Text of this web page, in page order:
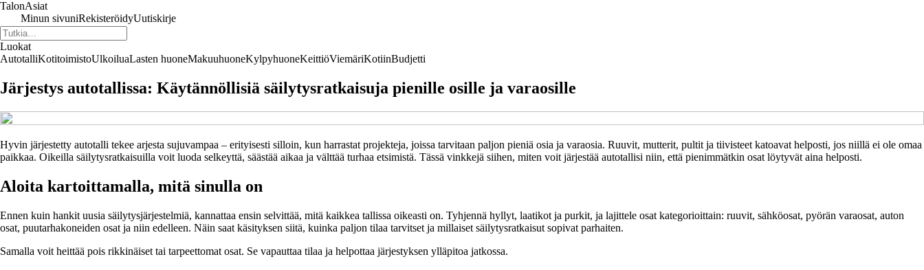
TalonAsiat
Minun sivuniRekisteröidyUutiskirje
Luokat
AutotalliKotitoimistoUlkoiluaLasten huoneMakuuhuoneKylpyhuoneKeittiöViemäriKotiinBudjetti
Järjestys autotallissa: Käytännöllisiä säilytysratkaisuja pienille osille ja varaosille
Hyvin järjestetty autotalli tekee arjesta sujuvampaa – erityisesti silloin, kun harrastat projekteja, joissa tarvitaan paljon pieniä osia ja varaosia. Ruuvit, mutterit, pultit ja tiivisteet katoavat helposti, jos niillä ei ole omaa
paikkaa. Oikeilla säilytysratkaisuilla voit luoda selkeyttä, säästää aikaa ja välttää turhaa etsimistä. Tässä vinkkejä siihen, miten voit järjestää autotallisi niin, että pienimmätkin osat löytyvät aina helposti.
Aloita kartoittamalla, mitä sinulla on
Ennen kuin hankit uusia säilytysjärjestelmiä, kannattaa ensin selvittää, mitä kaikkea tallissa oikeasti on. Tyhjennä hyllyt, laatikot ja purkit, ja lajittele osat kategorioittain: ruuvit, sähköosat, pyörän varaosat, auton
osat, puutarhakoneiden osat ja niin edelleen. Näin saat käsityksen siitä, kuinka paljon tilaa tarvitset ja millaiset säilytysratkaisut sopivat parhaiten.
Samalla voit heittää pois rikkinäiset tai tarpeettomat osat. Se vapauttaa tilaa ja helpottaa järjestyksen ylläpitoa jatkossa.